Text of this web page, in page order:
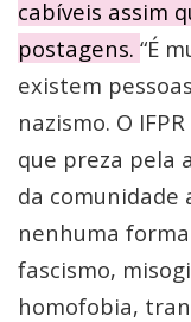
cabíveis assim
postagens. “É
existem
nazismo. O
que preza pela
da comunidade
nenhuma
fascismo,
homofobia,